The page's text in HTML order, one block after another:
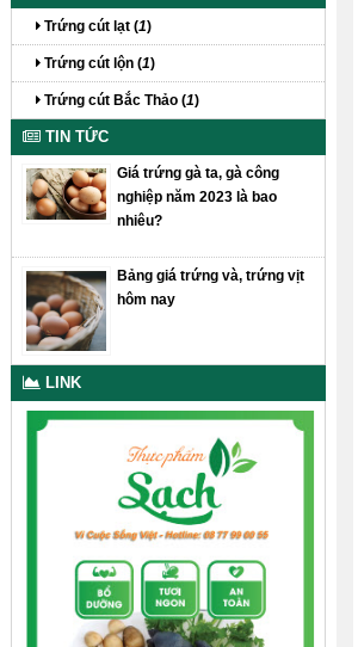
Trứng cút lạt (1)
Trứng cút lộn (1)
Trứng cút Bắc Thảo (1)
TIN TỨC
Giá trứng gà ta, gà công
nghiệp năm 2023 là bao
nhiêu?
Bảng giá trứng và, trứng vịt
hôm nay
LINK